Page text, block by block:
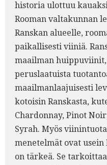
historia ulottuu
Rooman valtakunnan
Ranskan alueelle,
paikallisesti viiniä.
maailman
peruslaatuista
maailmanlaajuisesti
kotoisin Ranskasta,
Chardonnay, Pinot
Syrah. Myös
menetelmät ovat
on tärkeä. Se